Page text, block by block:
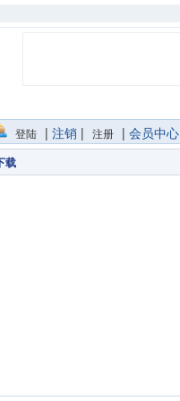
登陆 | 注销 | 注册 | 会员中心
载